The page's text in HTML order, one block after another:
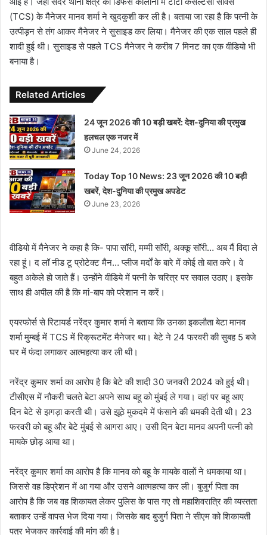
(TCS) के मैनेजर मानव शर्मा ने खुदकुशी कर ली है। बताया जा रहा है कि पत्नी के
उत्पीड़न से तंग आकर मैनेजर ने सुसाइड कर लिया। मैनेजर की एक साल पहले ही
शादी हुई थी। सुसाइड से पहले TCS मैनेजर ने करीब 7 मिनट का एक वीडियो भी
बनाया है।
Related Articles
24 जून 2026 की 10 बड़ी खबरें: देश-दुनिया की प्रमुख
हलचल एक नजर में
June 24, 2026
Today Top 10 News: 23 जून 2026 की 10 बड़ी
खबरें, देश-दुनिया की प्रमुख अपडेट
June 23, 2026
वीडियो में मैनेजर ने कहा है कि- पापा सॉरी, मम्मी सॉरी, अक्कू सॉरी… अब मैं विदा ले
रहा हूं। द लॉ नीड टू प्रोटेक्ट मैन… प्लीज मर्दों के बारे में कोई तो बात करे। वे
बहुत अकेले हो जाते हैं। उन्होंने वीडिये में पत्नी के चरित्र पर सवाल उठाए। इसके
साथ ही अपील की है कि मां-बाप को परेशान न करें।
एयरफोर्स से रिटायर्ड नरेंद्र कुमार शर्मा ने बताया कि उनका इकलौता बेटा मानव
शर्मा मुम्बई में TCS में रिक्रूटमेंट मैनेजर था। बेटे ने 24 फरवरी की सुबह 5 बजे
घर में फंदा लगाकर आत्महत्या कर ली थी।
नरेंद्र कुमार शर्मा का आरोप है कि बेटे की शादी 30 जनवरी 2024 को हुई थी।
टीसीएस में नौकरी चलते बेटा अपने साथ बहू को मुंबई ले गया। वहां पर बहू आए
दिन बेटे से झगड़ा करती थी। उसे झूठे मुकदमे में फंसाने की धमकी देती थी। 23
फरवरी को बहू और बेटे मुंबई से आगरा आए। उसी दिन बेटा मानव अपनी पत्नी को
मायके छोड़ आया था।
नरेंद्र कुमार शर्मा का आरोप है कि मानव को बहू के मायके वालों ने धमकाया था।
जिससे वह डिप्रेशन में आ गया और उसने आत्महत्या कर ली। बुजुर्ग पिता का
आरोप है कि जब वह शिकायत लेकर पुलिस के पास गए तो महाशिवरात्रि की व्यस्तता
बताकर उन्हें वापस भेज दिया गया। जिसके बाद बुजुर्ग पिता ने सीएम को शिकायती
पत्र भेजकर कार्रवाई की मांग की है।